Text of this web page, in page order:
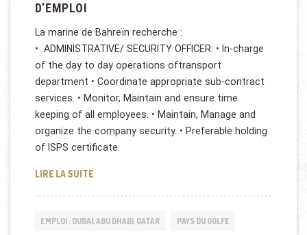
D’EMPLOI
La marine de Bahreïn recherche :
• ADMINISTRATIVE/ SECURITY OFFICER: • In-charge
of the day to day operations oftransport
department • Coordinate appropriate sub-contract
services. • Monitor, Maintain and ensure time
keeping of all employees. • Maintain, Manage and
organize the company security. • Preferable holding
of ISPS certificate.
LIRE LA SUITEMARINE INDUSTRY BAHREIN: OFFRES D’EMPLOI
EMPLOI : DUBAI, ABU DHABI, QATAR PAYS DU GOLFE